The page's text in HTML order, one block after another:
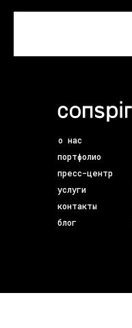
о нас
портфолио
пресс-центр
услуги
блог
контакты